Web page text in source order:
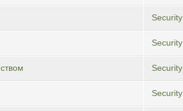
Security
Security
Security
Security